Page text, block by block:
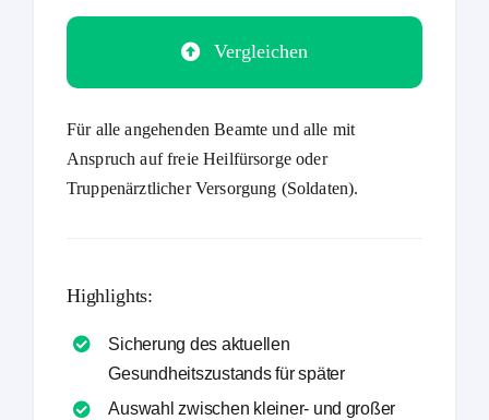
Vergleichen
Für alle angehenden Beamte und alle mit
Anspruch auf freie Heilfürsorge oder
Truppenärztlicher Versorgung (Soldaten).
Highlights:
Sicherung des aktuellen
Gesundheitszustands für später
Auswahl zwischen kleiner- und großer